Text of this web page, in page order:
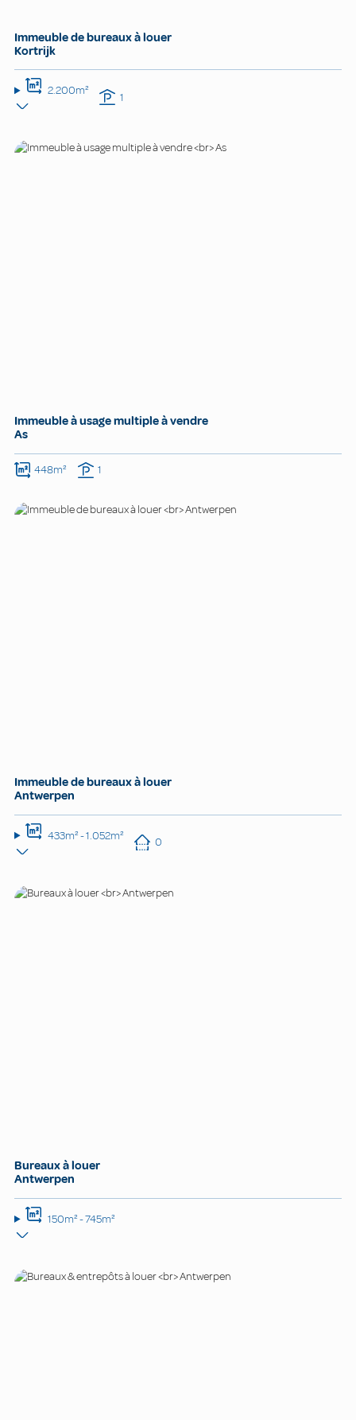
Immeuble de bureaux à louer
Kortrijk
2.200m² 1
Immeuble à usage multiple à vendre
As
448m² 1
Immeuble de bureaux à louer
Antwerpen
433m² - 1.052m² 0
Bureaux à louer
Antwerpen
150m² - 745m²